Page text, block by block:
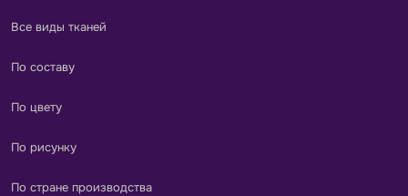
Все виды тканей
По составу
По цвету
По рисунку
По стране производства